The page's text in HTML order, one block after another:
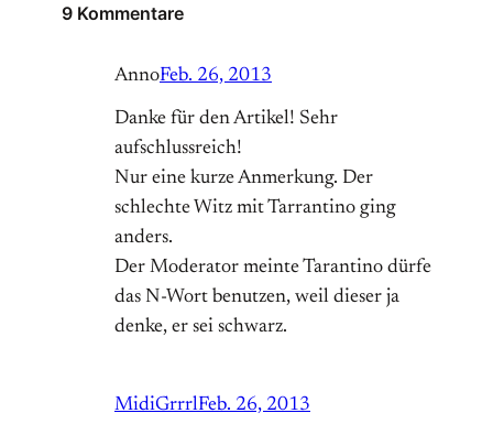
9 Kommentare
AnnoFeb. 26, 2013
Danke für den Artikel! Sehr
aufschlussreich!
Nur eine kurze Anmerkung. Der
schlechte Witz mit Tarrantino ging
anders.
Der Moderator meinte Tarantino dürfe
das N-Wort benutzen, weil dieser ja
denke, er sei schwarz.
MidiGrrrlFeb. 26, 2013